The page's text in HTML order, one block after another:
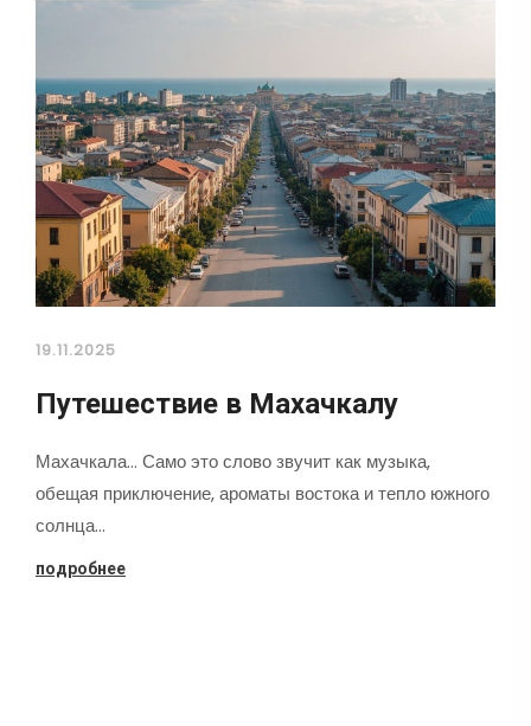
19.11.2025
Путешествие в Махачкалу
Махачкала... Само это слово звучит как музыка,
обещая приключение, ароматы востока и тепло южного
солнца…
подробнее